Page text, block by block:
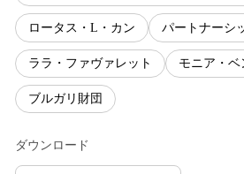
ロータス・L・カン パートナーシ
ララ・ファヴァレット モニア・
ブルガリ財団
ダウンロード